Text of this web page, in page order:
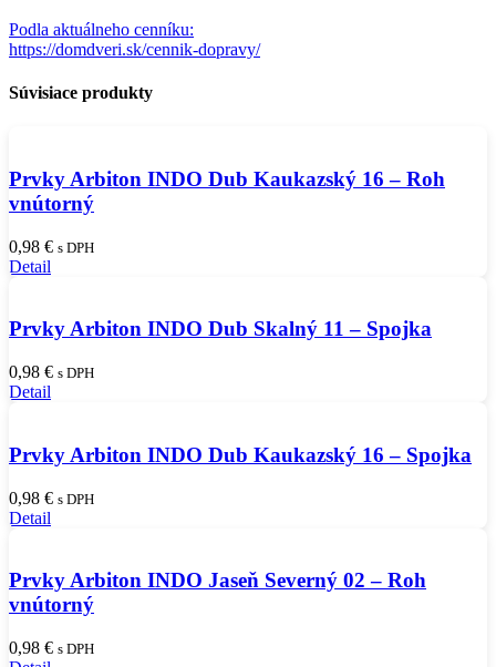
Podla aktuálneho cenníku:
https://domdveri.sk/cennik-dopravy/
Súvisiace produkty
Prvky Arbiton INDO Dub Kaukazský 16 – Roh
vnútorný
0,98 € s DPH
Detail
Prvky Arbiton INDO Dub Skalný 11 – Spojka
0,98 € s DPH
Detail
Prvky Arbiton INDO Dub Kaukazský 16 – Spojka
0,98 € s DPH
Detail
Prvky Arbiton INDO Jaseň Severný 02 – Roh
vnútorný
0,98 € s DPH